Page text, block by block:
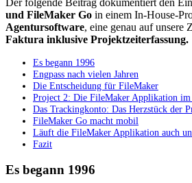
und FileMaker Go in einem In-House-
Agentursoftware, eine genau auf unsere
Faktura inklusive Projektzeiterfassung.
Es begann 1996
Engpass nach vielen Jahren
Die Entscheidung für FileMaker
Project 2: Die FileMaker Applikation
Das Trackingkonto: Das Herzstück der
FileMaker Go macht mobil
Läuft die FileMaker Applikation auch
Fazit
Es begann 1996